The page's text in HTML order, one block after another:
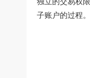
子账户的过程。